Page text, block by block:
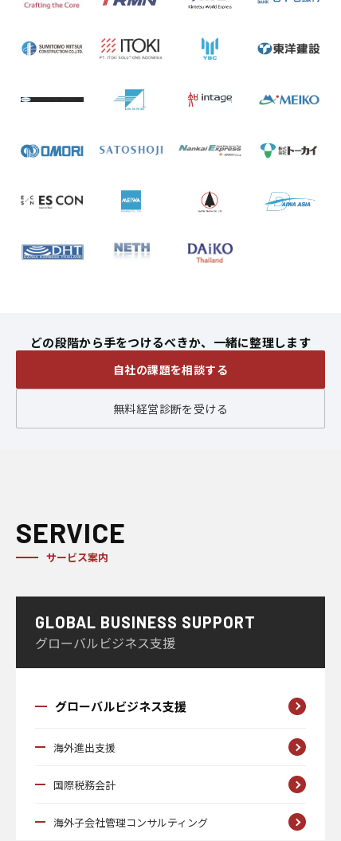
どの段階から手をつけるべきか、一緒に整理します
自社の課題を相談する
無料経営診断を受ける
SERVICE
サービス案内
GLOBAL BUSINESS SUPPORT
グローバルビジネス支援
グローバルビジネス支援
海外進出支援
国際税務会計
海外子会社管理コンサルティング